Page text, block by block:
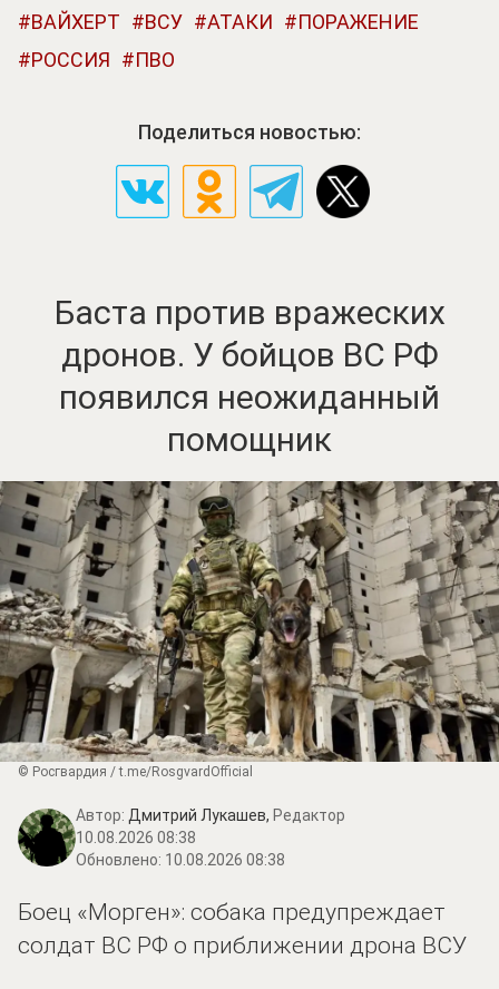
ВАЙХЕРТ ВСУ АТАКИ
ПОРАЖЕНИЕ
РОССИЯ
ПВО
Поделиться новостью:
Баста против вражеских
дронов. У бойцов ВС РФ
появился неожиданный
помощник
© Росгвардия / t.me/RosgvardOfficial
Автор: Дмитрий Лукашев, Редактор
10.08.2026 08:38
Обновлено: 10.08.2026 08:38
Боец «Морген»: собака предупреждает
солдат ВС РФ о приближении дрона ВСУ